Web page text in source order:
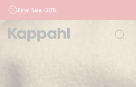
Final Sale -30%
działu outlet do 10.8 w sklepach Kappahl i
nie łączymy